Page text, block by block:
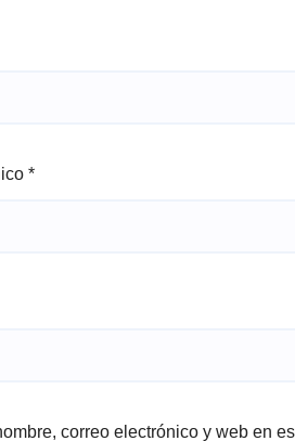
*
correo electrónico y web en